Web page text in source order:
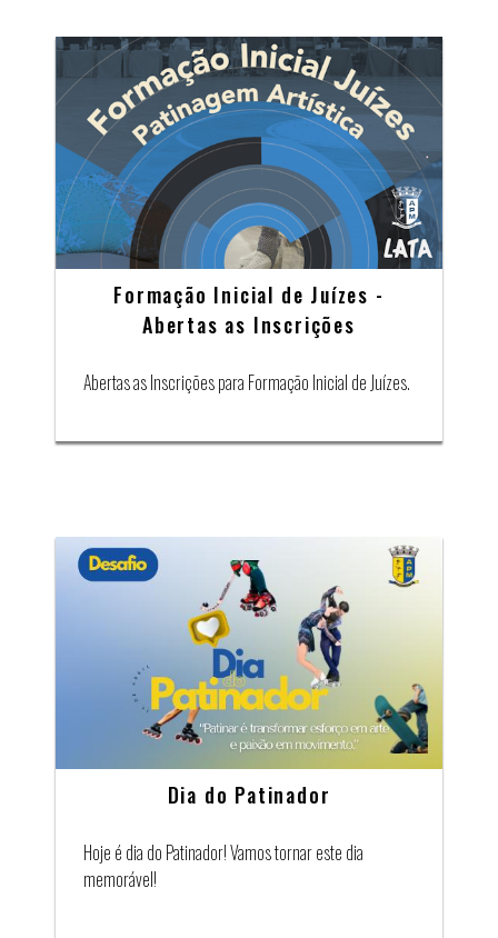
Formação Inicial de Juízes -
Abertas as Inscrições
Abertas as Inscrições para Formação Inicial de Juízes.
Dia do Patinador
Hoje é dia do Patinador! Vamos tornar este dia
memorável!